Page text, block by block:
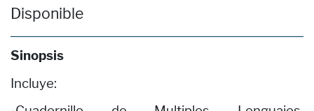
Disponible
Sinopsis
Incluye: